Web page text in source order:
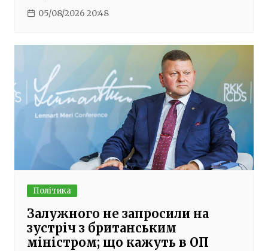
05/08/2026 20:48
Політика
Залужного не запросили на
зустріч з британським
міністром; що кажуть в ОП